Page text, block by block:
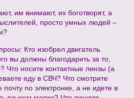
им внимают, их боготворят, а
просто умных людей –
Кто изобрел двигатель
вы должны благодарить за то,
Что носите контактные линзы (а
еду в СВЧ? Что смотрите
почту по электронке, а не идете в